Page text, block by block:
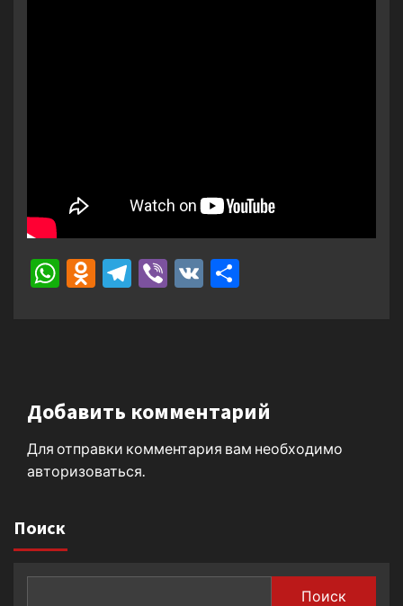
WhatsApp
Odnoklassniki
Telegram
Viber
VK
Добавить комментарий
Для отправки комментария вам необходимо
авторизоваться
Поиск
Поиск